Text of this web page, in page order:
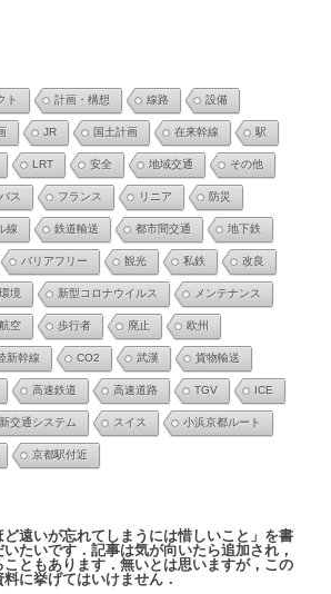
ト 計画・構想 線路 設備
JR 国土計画 在来幹線 駅
LRT 安全 地域交通 その他
バス フランス リニア 防災
線 鉄道輸送 都市間交通 地下鉄
バリアフリー 観光 私鉄 改良
環境 新型コロナウイルス メンテナンス
航空 歩行者 廃止 欧州
新幹線 CO2 武漢 貨物輸送
高速鉄道 高速道路 TGV ICE
新交通システム スイス 小浜京都ルート
京都駅付近
遠いが忘れてしまうには惜しいこと」を書
たいです．記事は気が向いたら追加され，
ともあります．無いとは思いますが，この
に挙げてはいけません．